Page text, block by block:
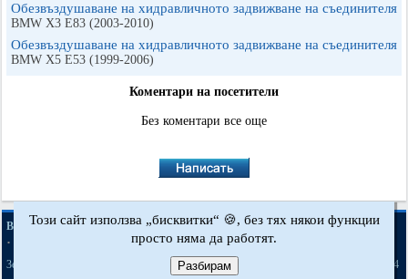
Обезвъздушаване на хидравличното задвижване на съединителя
BMW X3 Е83 (2003-2010)
Обезвъздушаване на хидравличното задвижване на съединителя
BMW X5 E53 (1999-2006)
Коментари на посетители
Без коментари все още
BMWman.ru © 2017-2026· Пълна версия· Новини и статии·Карта на сайта
·
Търсене в сайта
3er E21
3er E46[бензин]·3er E46 5er E34
Този сайт използва „бисквитки“ 🍪, без тях някои функции
просто няма да работят.
Разбирам